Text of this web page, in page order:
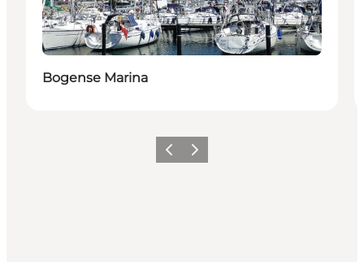
Bogense Marina
ForrigeNæste